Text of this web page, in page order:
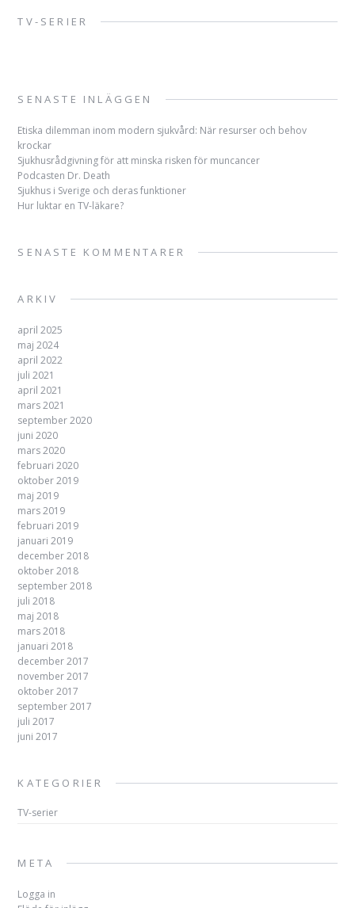
TV-SERIER
SENASTE INLÄGGEN
Etiska dilemman inom modern sjukvård: När resurser och behov
krockar
Sjukhusrådgivning för att minska risken för muncancer
Podcasten Dr. Death
Sjukhus i Sverige och deras funktioner
Hur luktar en TV-läkare?
SENASTE KOMMENTARER
ARKIV
april 2025
maj 2024
april 2022
juli 2021
april 2021
mars 2021
september 2020
juni 2020
mars 2020
februari 2020
oktober 2019
maj 2019
mars 2019
februari 2019
januari 2019
december 2018
oktober 2018
september 2018
juli 2018
maj 2018
mars 2018
januari 2018
december 2017
november 2017
oktober 2017
september 2017
juli 2017
juni 2017
KATEGORIER
TV-serier
META
Logga in